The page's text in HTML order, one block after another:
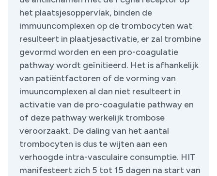
het plaatsjesoppervlak, binden de
immuuncomplexen op de trombocyten wat
resulteert in plaatjesactivatie, er zal trombine
gevormd worden en een pro-coagulatie
pathway wordt geïnitieerd. Het is afhankelijk
van patiëntfactoren of de vorming van
imuuncomplexen al dan niet resulteert in
activatie van de pro-coagulatie pathway en
of deze pathway werkelijk trombose
veroorzaakt. De daling van het aantal
trombocyten is dus te wijten aan een
verhoogde intra-vasculaire consumptie. HIT
manifesteert zich 5 tot 15 dagen na start van